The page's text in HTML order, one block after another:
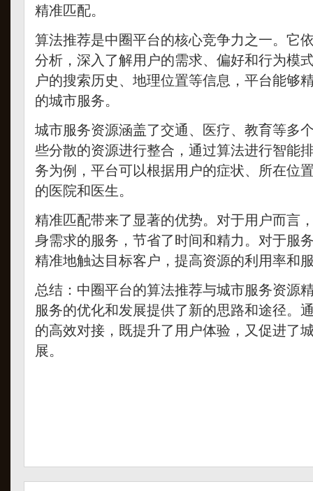
精准匹配。
算法推荐是中圈平台的核心竞争力之一。它
分析，深入了解用户的需求、偏好和行为模
户的搜索历史、地理位置等信息，平台能够
的城市服务。
城市服务资源涵盖了交通、医疗、教育等多
些分散的资源进行整合，通过算法进行智能
务为例，平台可以根据用户的症状、所在位
的医院和医生。
精准匹配带来了显著的优势。对于用户而言
身需求的服务，节省了时间和精力。对于服
精准地触达目标客户，提高资源的利用率和
总结：中圈平台的算法推荐与城市服务资源
服务的优化和发展提供了新的思路和途径。
的高效对接，既提升了用户体验，又促进了
展。